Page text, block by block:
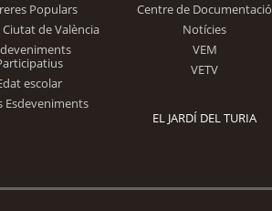
Trinidad Alfonso
Populars
de València
escolar
Esdeveniments
Centre de Documentació
Notícies
VEM
VETV
EL JARDÍ DEL TURIA